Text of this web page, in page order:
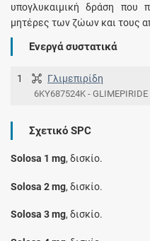
υπογλυκαιμική δράση που
μητέρες των ζώων και τους
Ενεργά συστατικά
1 Γλιμεπιρίδη
6KY687524K - GLIMEPIRIDE
Σχετικό SPC
Solosa 1 mg, δισκίο.
Solosa 2 mg, δισκίο.
Solosa 3 mg, δισκίο.